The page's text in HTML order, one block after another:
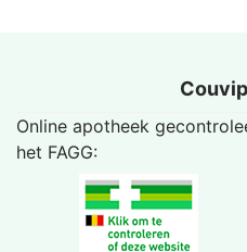
Online apotheek
het FAGG: